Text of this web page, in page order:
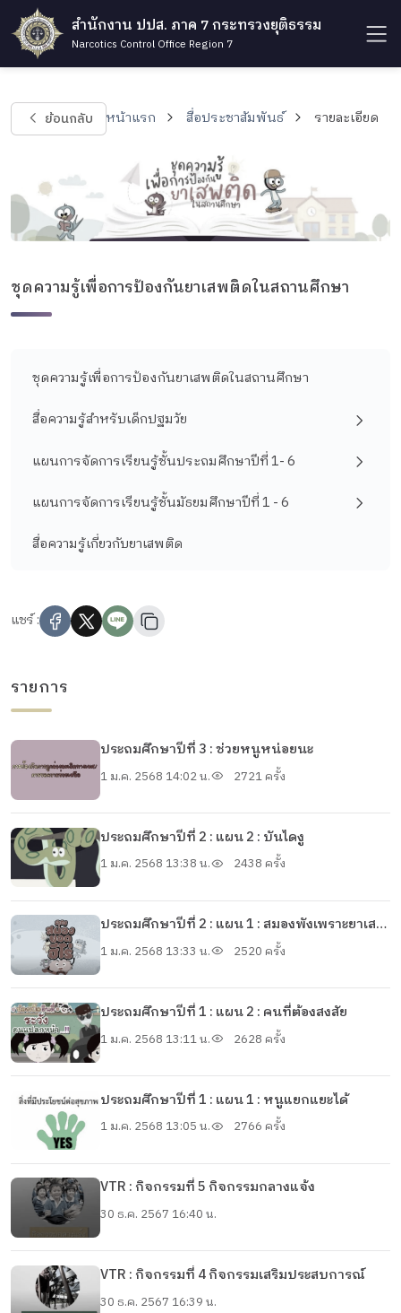
สำนักงาน ปปส. ภาค 7 กระทรวงยุติธรรม
Narcotics Control Office Region 7
ย้อนกลับ หน้าแรก สื่อประชาสัมพันธ์ รายละเอียด
ชุดความรู้เพื่อการป้องกันยาเสพติดในสถานศึกษา
ชุดความรู้เพื่อการป้องกันยาเสพติดในสถานศึกษา
สื่อความรู้สำหรับเด็กปฐมวัย
แผนการจัดการเรียนรู้ชั้นประถมศึกษาปีที่ 1- 6
แผนการจัดการเรียนรู้ชั้นมัธยมศึกษาปีที่ 1 - 6
สื่อความรู้เกี่ยวกับยาเสพติด
แชร์ :
รายการ
ประถมศึกษาปีที่ 3 : ช่วยหนูหน่อยนะ
1 ม.ค. 2568 14:02 น. 2721 ครั้ง
ประถมศึกษาปีที่ 2 : แผน 2 : บันไดงู
1 ม.ค. 2568 13:38 น. 2438 ครั้ง
ประถมศึกษาปีที่ 2 : แผน 1 : สมองพังเพราะยาเสพ
ติด
1 ม.ค. 2568 13:33 น. 2520 ครั้ง
ประถมศึกษาปีที่ 1 : แผน 2 : คนที่ต้องสงสัย
1 ม.ค. 2568 13:11 น. 2628 ครั้ง
ประถมศึกษาปีที่ 1 : แผน 1 : หนูแยกแยะได้
1 ม.ค. 2568 13:05 น. 2766 ครั้ง
VTR : กิจกรรมที่ 5 กิจกรรมกลางแจ้ง
30 ธ.ค. 2567 16:40 น.
VTR : กิจกรรมที่ 4 กิจกรรมเสริมประสบการณ์
30 ธ.ค. 2567 16:39 น.